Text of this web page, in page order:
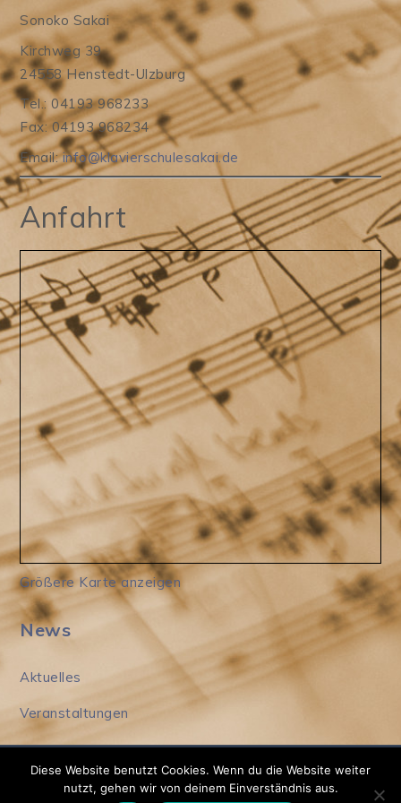
Sonoko Sakai
Kirchweg 39
24558 Henstedt-Ulzburg
Tel.: 04193 968233
Fax: 04193 968234
Email:info@klavierschulesakai.de
Anfahrt
Größere Karte anzeigen
News
Aktuelles
Veranstaltungen
Copyright © 2020
Diese Website benutzt Cookies. Wenn du die Website weiter
nutzt, gehen wir von deinem Einverständnis aus.